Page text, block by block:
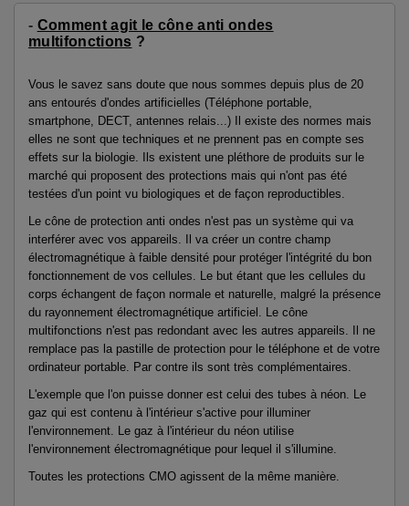
- Comment agit le cône anti ondes
multifonctions ?
Vous le savez sans doute que nous sommes depuis plus de 20
ans entourés d'ondes artificielles (Téléphone portable,
smartphone, DECT, antennes relais...) Il existe des normes mais
elles ne sont que techniques et ne prennent pas en compte ses
effets sur la biologie. Ils existent une pléthore de produits sur le
marché qui proposent des protections mais qui n'ont pas été
testées d'un point vu biologiques et de façon reproductibles.
Le cône de protection anti ondes n'est pas un système qui va
interférer avec vos appareils. Il va créer un contre champ
électromagnétique à faible densité pour protéger l'intégrité du bon
fonctionnement de vos cellules. Le but étant que les cellules du
corps échangent de façon normale et naturelle, malgré la présence
du rayonnement électromagnétique artificiel. Le cône
multifonctions n'est pas redondant avec les autres appareils. Il ne
remplace pas la pastille de protection pour le téléphone et de votre
ordinateur portable. Par contre ils sont très complémentaires.
L'exemple que l'on puisse donner est celui des tubes à néon. Le
gaz qui est contenu à l'intérieur s'active pour illuminer
l'environnement. Le gaz à l'intérieur du néon utilise
l'environnement électromagnétique pour lequel il s'illumine.
Toutes les protections CMO agissent de la même manière.